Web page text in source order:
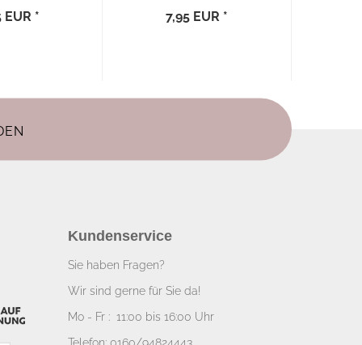
EUR * 7,95 EUR *
Kundenservice
Sie haben Fragen?
Wir sind gerne für Sie da!
Mo - Fr : 11:00 bis 16:00 Uhr